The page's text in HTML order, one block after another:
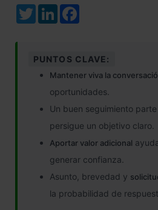
TwitterLinkedIn
PUNTOS CLAVE:
Mantener viva la
oportunidades.
Un buen seguimiento
persigue un objetivo claro.
Aportar valor adicional
generar confianza.
Asunto, brevedad y
la probabilidad de